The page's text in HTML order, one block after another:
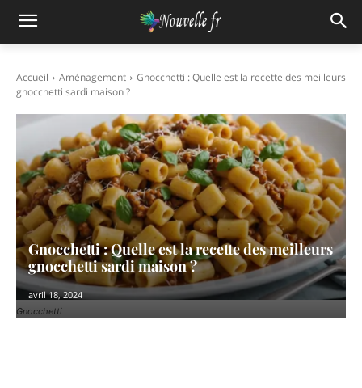
Accueil Aménagement
Gnocchetti : Quelle est la recette des meilleurs
gnocchetti sardi maison ?
Gnocchetti
Gnocchetti : Quelle est la recette des meilleurs
gnocchetti sardi maison ?
avril 18, 2024